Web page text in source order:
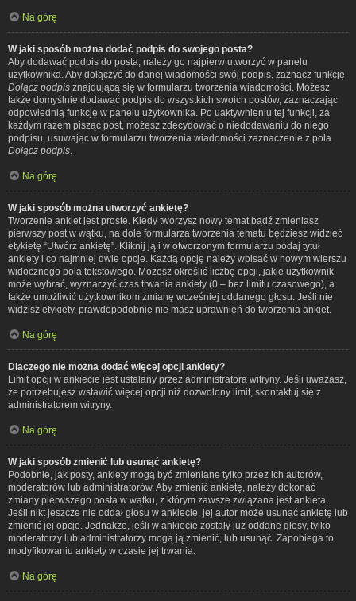
Na górę
W jaki sposób można dodać podpis do swojego posta?
Aby dodawać podpis do posta, należy go najpierw utworzyć w panelu
użytkownika. Aby dołączyć do danej wiadomości swój podpis, zaznacz funkcję
Dołącz podpis znajdującą się w formularzu tworzenia wiadomości. Możesz
także domyślnie dodawać podpis do wszystkich swoich postów, zaznaczając
odpowiednią funkcję w panelu użytkownika. Po uaktywnieniu tej funkcji, za
każdym razem pisząc post, możesz zdecydować o niedodawaniu do niego
podpisu, usuwając w formularzu tworzenia wiadomości zaznaczenie z pola
Dołącz podpis
Na górę
W jaki sposób można utworzyć ankietę?
Tworzenie ankiet jest proste. Kiedy tworzysz nowy temat bądź zmieniasz
pierwszy post w wątku, na dole formularza tworzenia tematu będziesz widzieć
etykietę “Utwórz ankietę”. Kliknij ją i w otworzonym formularzu podaj tytuł
ankiety i co najmniej dwie opcje. Każdą opcję należy wpisać w nowym wierszu
widocznego pola tekstowego. Możesz określić liczbę opcji, jakie użytkownik
może wybrać, wyznaczyć czas trwania ankiety (0 – bez limitu czasowego), a
także umożliwić użytkownikom zmianę wcześniej oddanego głosu. Jeśli nie
widzisz etykiety, prawdopodobnie nie masz uprawnień do tworzenia ankiet.
Na górę
Dlaczego nie można dodać więcej opcji ankiety?
Limit opcji w ankiecie jest ustalany przez administratora witryny. Jeśli uważasz,
że potrzebujesz wstawić więcej opcji niż dozwolony limit, skontaktuj się z
administratorem witryny.
Na górę
W jaki sposób zmienić lub usunąć ankietę?
Podobnie, jak posty, ankiety mogą być zmieniane tylko przez ich autorów,
moderatorów lub administratorów. Aby zmienić ankietę, należy dokonać
zmiany pierwszego posta w wątku, z którym zawsze związana jest ankieta.
Jeśli nikt jeszcze nie oddał głosu w ankiecie, jej autor może usunąć ankietę lub
zmienić jej opcje. Jednakże, jeśli w ankiecie zostały już oddane głosy, tylko
moderatorzy lub administratorzy mogą ją zmienić, lub usunąć. Zapobiega to
modyfikowaniu ankiety w czasie jej trwania.
Na górę